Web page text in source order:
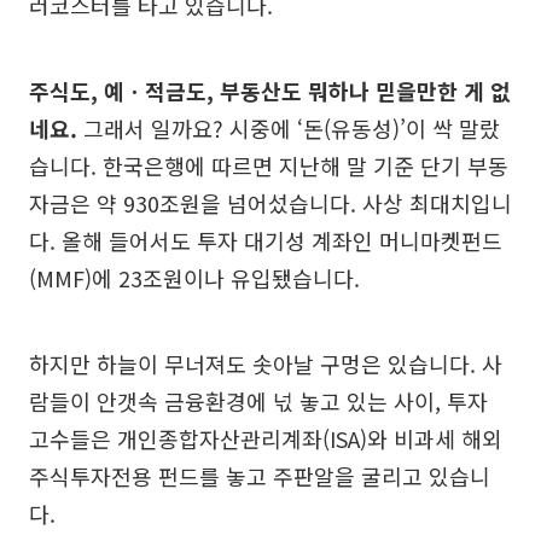
주식도, 예ㆍ적금도, 부동산도 뭐하나 믿을만한 게 없
네요. 그래서 일까요? 시중에 ‘돈(유동성)’이 싹 말랐
습니다. 한국은행에 따르면 지난해 말 기준 단기 부동
자금은 약 930조원을 넘어섰습니다. 사상 최대치입니
다. 올해 들어서도 투자 대기성 계좌인 머니마켓펀드
(MMF)에 23조원이나 유입됐습니다.
하지만 하늘이 무너져도 솟아날 구멍은 있습니다. 사
람들이 안갯속 금융환경에 넋 놓고 있는 사이, 투자
고수들은 개인종합자산관리계좌(ISA)와 비과세 해외
주식투자전용 펀드를 놓고 주판알을 굴리고 있습니
다.